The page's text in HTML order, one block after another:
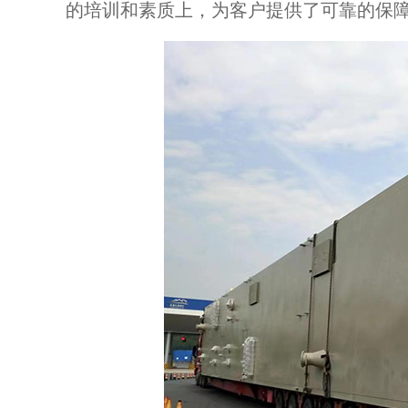
的培训和素质上，为客户提供了可靠的保